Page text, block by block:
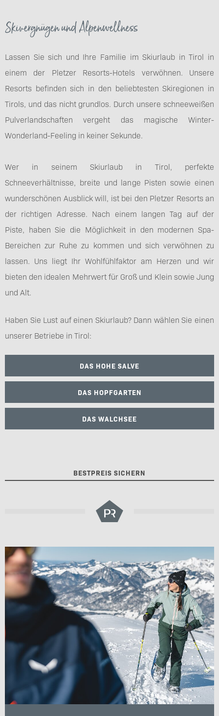
Skivergnügen und Alpenwellness
Lassen Sie sich und Ihre Familie im Skiurlaub in Tirol in
einem der Pletzer Resorts-Hotels verwöhnen. Unsere
Resorts befinden sich in den beliebtesten Skiregionen in
Tirols, und das nicht grundlos. Durch unsere schneeweißen
Pulverlandschaften vergeht das magische Winter-
Wonderland-Feeling in keiner Sekunde.
Wer in seinem Skiurlaub in Tirol, perfekte
Schneeverhältnisse, breite und lange Pisten sowie einen
wunderschönen Ausblick will, ist bei den Pletzer Resorts an
der richtigen Adresse. Nach einem langen Tag auf der
Piste, haben Sie die Möglichkeit in den modernen Spa-
Bereichen zur Ruhe zu kommen und sich verwöhnen zu
lassen. Uns liegt Ihr Wohlfühlfaktor am Herzen und wir
bieten den idealen Mehrwert für Groß und Klein sowie Jung
und Alt.
Haben Sie Lust auf einen Skiurlaub? Dann wählen Sie einen
unserer Betriebe in Tirol:
DAS HOHE SALVE
DAS HOPFGARTEN
DAS WALCHSEE
BESTPREIS SICHERN